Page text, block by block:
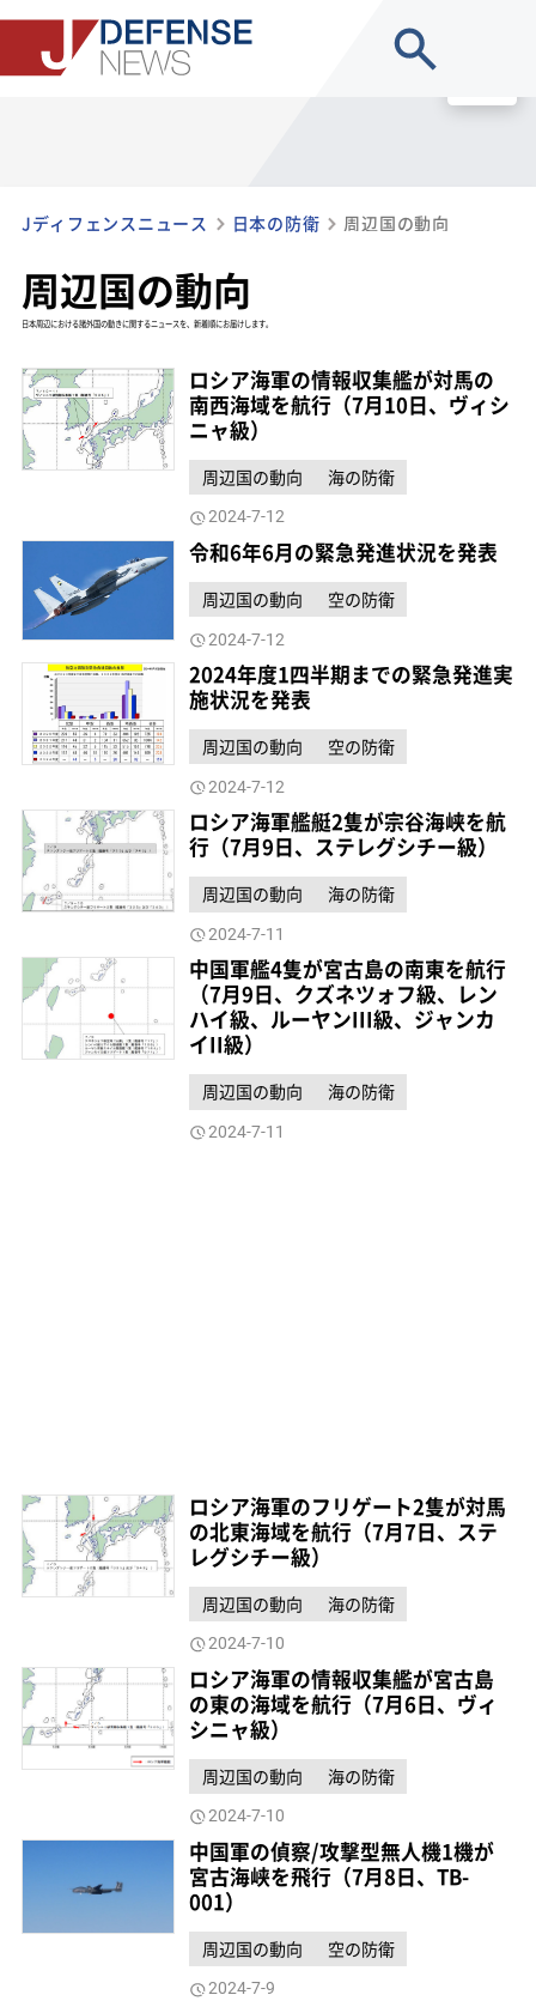
Jディフェンスニュース 日本の防衛 周辺国の動向
周辺国の動向
日本周辺における諸外国の動きに関するニュースを、新着順にお届けします。
ロシア海軍の情報収集艦が対馬の
南西海域を航行（7月10日、ヴィシ
ニャ級）
周辺国の動向 海の防衛
2024-7-12
令和6年6月の緊急発進状況を発表
周辺国の動向 空の防衛
2024-7-12
2024年度1四半期までの緊急発進実
施状況を発表
周辺国の動向 空の防衛
2024-7-12
ロシア海軍艦艇2隻が宗谷海峡を航
行（7月9日、ステレグシチー級）
周辺国の動向 海の防衛
2024-7-11
中国軍艦4隻が宮古島の南東を航行
（7月9日、クズネツォフ級、レン
ハイ級、ルーヤンIII級、ジャンカ
イII級）
周辺国の動向 海の防衛
2024-7-11
ロシア海軍のフリゲート2隻が対馬
の北東海域を航行（7月7日、ステ
レグシチー級）
周辺国の動向 海の防衛
2024-7-10
ロシア海軍の情報収集艦が宮古島
の東の海域を航行（7月6日、ヴィ
シニャ級）
周辺国の動向 海の防衛
2024-7-10
中国軍の偵察/攻撃型無人機1機が
宮古海峡を飛行（7月8日、TB-
001）
周辺国の動向 空の防衛
2024-7-9